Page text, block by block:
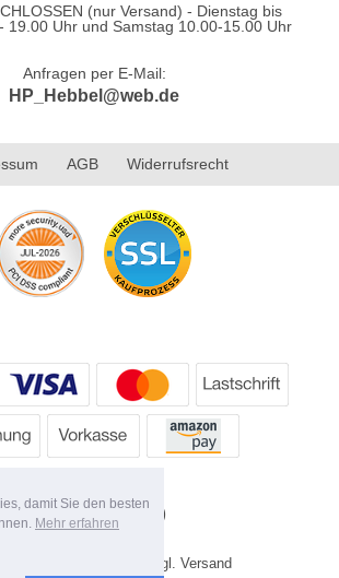
damit Sie den besten
Mehr erfahren
(nur Versand) - Dienstag bis
19.00 Uhr und Samstag 10.00-15.00 Uhr
Anfragen per E-Mail:
HP_Hebbel@web.de
AGB Widerrufsrecht
inkl. MwSt. evtl. zzgl. Versand